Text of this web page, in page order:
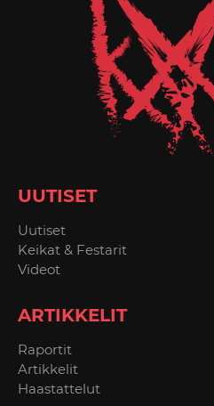
UUTISET
Uutiset
Keikat & Festarit
Videot
ARTIKKELIT
Raportit
Artikkelit
Haastattelut